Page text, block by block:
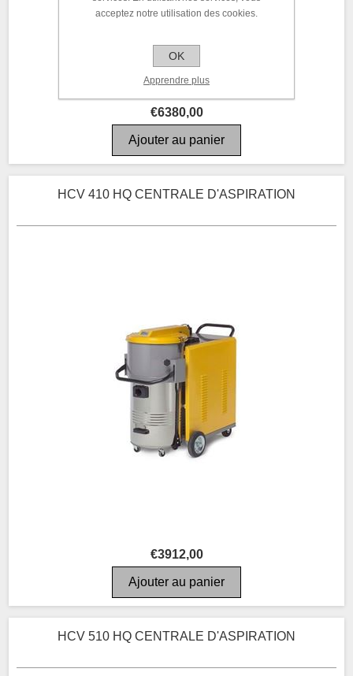
€6380,00
HCV 410 HQ CENTRALE D'ASPIRATION
€3912,00
HCV 510 HQ CENTRALE D'ASPIRATION
acceptez notre utilisation des cookies.
OK
Apprendre plus